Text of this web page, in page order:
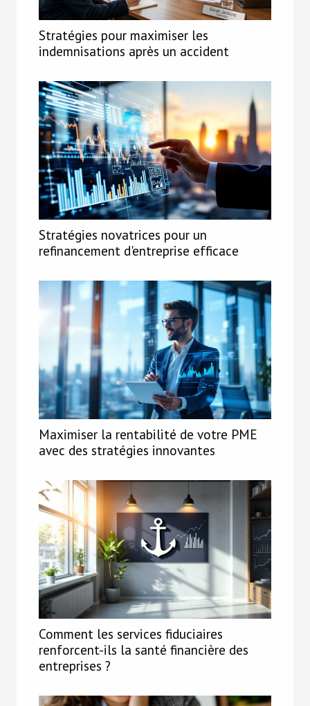
Stratégies pour maximiser les
indemnisations après un accident
Stratégies novatrices pour un
refinancement d'entreprise efficace
Maximiser la rentabilité de votre PME
avec des stratégies innovantes
Comment les services fiduciaires
renforcent-ils la santé financière des
entreprises ?